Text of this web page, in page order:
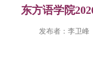
东方语学院
发布者：李卫峰